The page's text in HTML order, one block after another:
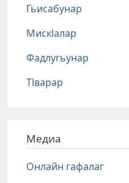
Гьисабунар
Мискlалар
Фадлугьунар
Тlварар
Медиа
Онлайн гафалаг